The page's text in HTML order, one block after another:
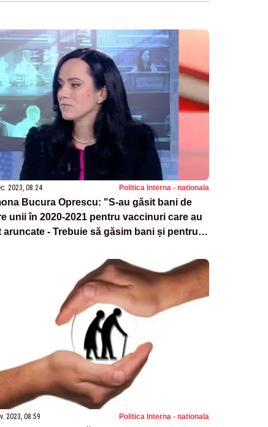
2023, 08:24 Politica Interna - nationala
Bucura Oprescu: "S-au găsit bani de
unii în 2020-2021 pentru vaccinuri care au
aruncate - Trebuie să găsim bani și pentru
2023, 08:59 Politica Interna - nationala